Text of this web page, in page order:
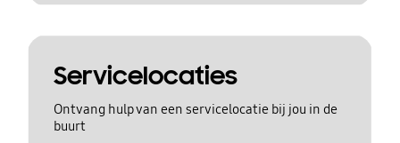
Servicelocaties
Ontvang hulp van een servicelocatie bij jou in de
buurt